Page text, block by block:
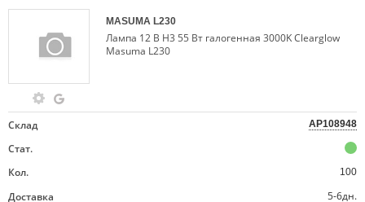
MASUMA L230
Лампа 12 В H3 55 Вт галогенная 3000K Clearglow
Masuma L230
Склад AP108948
Стат.
Кол.
100
Доставка 5-6дн.